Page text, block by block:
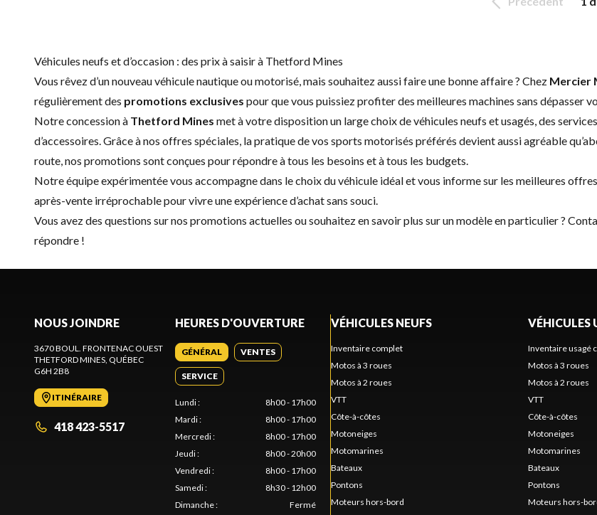
Véhicules neufs et d’occasion : des prix à saisir à Thetford Mines
Vous rêvez d’un nouveau véhicule nautique ou motorisé, mais souhaitez aussi faire une bonne affaire ? Chez Mercier
régulièrement des promotions exclusives pour que vous puissiez profiter des meilleures machines sans dépasser
Notre concession à Thetford Mines met à votre disposition un large choix devéhicules neufs etusagés , des
d’accessoires . Grâce à nos offres spéciales, la pratique de vos sports motorisés préférés devient aussi agréable
route, nos promotions sont conçues pour répondre à tous les besoins et à tous les budgets.
Notre équipe expérimentée vous accompagne dans le choix du véhicule idéal et vous informe sur les meilleures
après-vente irréprochable pour vivre une expérience d’achat sans souci.
Vous avez des questions sur nos promotions actuelles ou souhaitez en savoir plus sur un modèle en particulier ?
répondre !
NOUS JOINDRE
3670 BOUL. FRONTENAC OUEST
THETFORD MINES , QUÉBEC
G6H 2B8
ITINÉRAIRE
418 423-5517
HEURES D'OUVERTURE
GÉNÉRAL VENTES
SERVICE
Lundi:
8h00 - 17h00
Mardi:
8h00 - 17h00
Mercredi:
8h00 - 17h00
Jeudi:
8h00 - 20h00
Vendredi:
8h00 - 17h00
Samedi:
8h30 - 12h00
Dimanche: Fermé
VÉHICULES NEUFS
Inventaire complet
Motos à 3 roues
Motos à 2 roues
VTT
Côte-à-côtes
Motoneiges
Motomarines
Bateaux
Pontons
Moteurs hors-bord
VÉHICULES
Inventaire usagé
Motos à 3 roues
Motos à 2 roues
VTT
Côte-à-côtes
Motoneiges
Motomarines
Bateaux
Pontons
Moteurs hors-